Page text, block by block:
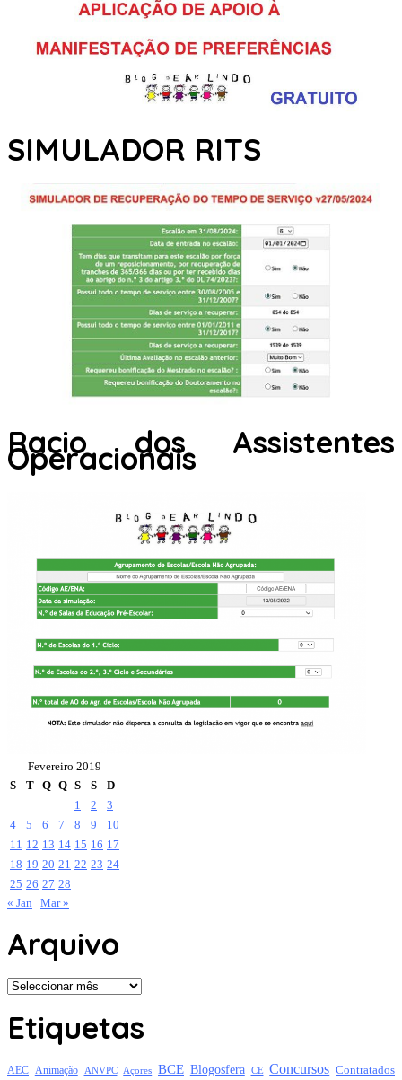
SIMULADOR RITS
Racio dos Assistentes
Operacionais
Fevereiro 2019
S
T Q Q S S
D
1
2
3
4
5 6 7 8 9
10
11 12 13 14 15 16 17
18 19 20 21 22 23 24
25 26 27 28
« Jan
Mar »
Arquivo
Arquivo
Etiquetas
AEC Animação ANVPC Açores BCE Blogosfera CE Concursos Contratados